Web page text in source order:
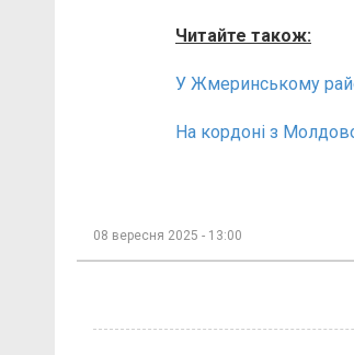
Читайте також:
У Жмеринському
На кордоні з
08 вересня 2025 - 13:00